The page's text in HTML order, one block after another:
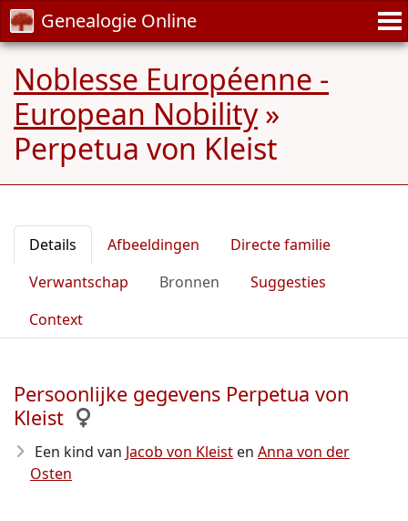
Genealogie Online
Noblesse Européenne -
European Nobility»
Perpetua von Kleist
Details Afbeeldingen
Directe familie
Verwantschap
Bronnen
Suggesties
Context
Persoonlijke gegevens Perpetua von
Kleist
Een kind van Jacob von Kleist en Anna von der
Osten